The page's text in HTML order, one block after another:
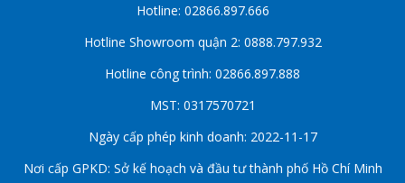
Hotline: 02866.897.666
Hotline Showroom quận 2: 0888.797.932
Hotline công trình: 02866.897.888
MST: 0317570721
Ngày cấp phép kinh doanh: 2022-11-17
Nơi cấp GPKD: Sở kế hoạch và đầu tư thành phố Hồ Chí Minh